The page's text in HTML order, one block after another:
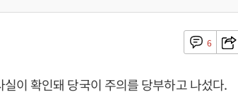
6
이 확인돼 당국이 주의를 당부하고 나섰다.